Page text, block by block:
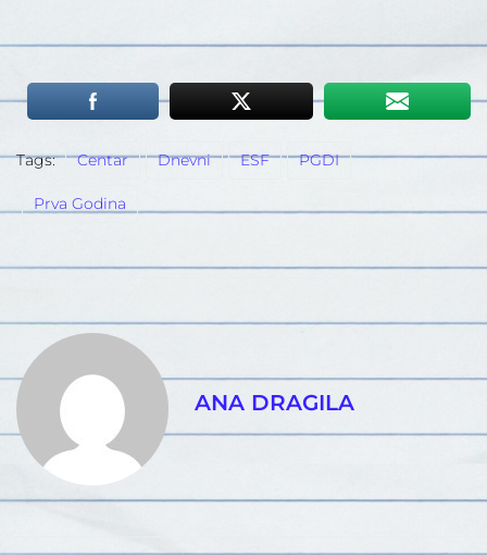
Tags: Centar Dnevni ESF PGDI
Prva Godina
ANA DRAGILA